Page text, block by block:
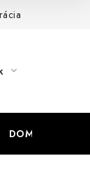
DOMÁCNOSŤ